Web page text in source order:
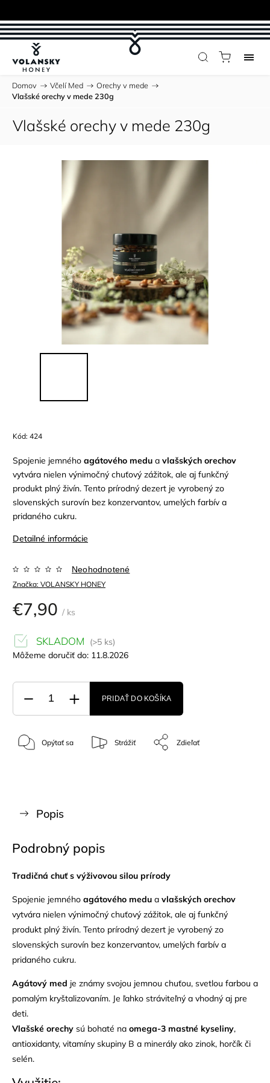
Domov / Včelí Med / Orechy v mede /
Vlašské orechy v mede 230g
Vlašské orechy v mede 230g
Kód: 424
Spojenie jemného agátového medu a vlašských orechov
vytvára nielen výnimočný chuťový zážitok, ale aj funkčný
produkt plný živín. Tento prírodný dezert je vyrobený zo
slovenských surovín bez konzervantov, umelých farbív a
pridaného cukru.
Detailné informácie
Značka: VOLANSKY HONEY
Neohodnotené
€7,90 / ks
SKLADOM
(>5 ks)
Môžeme doručiť do: 11.8.2026
PRIDAŤ DO KOŠÍKA
Opýtať sa Strážiť Zdieľať
Popis
Podrobný popis
Tradičná chuť s výživovou silou prírody
Spojenie jemného agátového medu a vlašských orechov
vytvára nielen výnimočný chuťový zážitok, ale aj funkčný
produkt plný živín. Tento prírodný dezert je vyrobený zo
slovenských surovín bez konzervantov, umelých farbív a
pridaného cukru.
Agátový med je známy svojou jemnou chuťou, svetlou farbou a
pomalým kryštalizovaním. Je ľahko stráviteľný a vhodný aj pre
deti.
Vlašské orechy sú bohaté na omega-3 mastné kyseliny,
antioxidanty, vitamíny skupiny B a minerály ako zinok, horčík či
selén.